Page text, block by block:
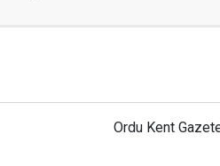
Ordu Kent